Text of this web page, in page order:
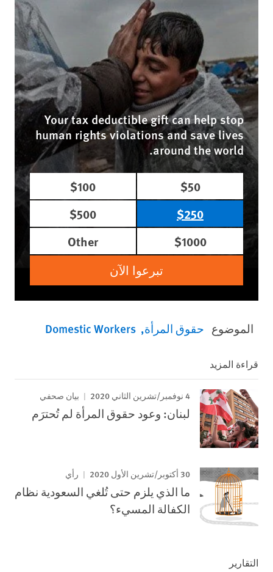
Your tax deductible gift can help stop
human rights violations and save lives
around the world.
$50
$100
$250
$500
$1000
Other
تبرعوا الآن
الموضوع حقوق المرأة Domestic Workers
قراءة المزيد
4 نوفمبر/تشرين الثاني 2020 بيان صحفي
لبنان: وعود حقوق المرأة لم تُحترَم
30 أكتوبر/تشرين الأول 2020 رأي
ما الذي يلزم حتى تُلغي السعودية نظام
الكفالة المسيء؟
التقارير